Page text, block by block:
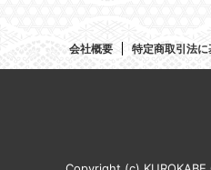
会社概要 特定商取引法